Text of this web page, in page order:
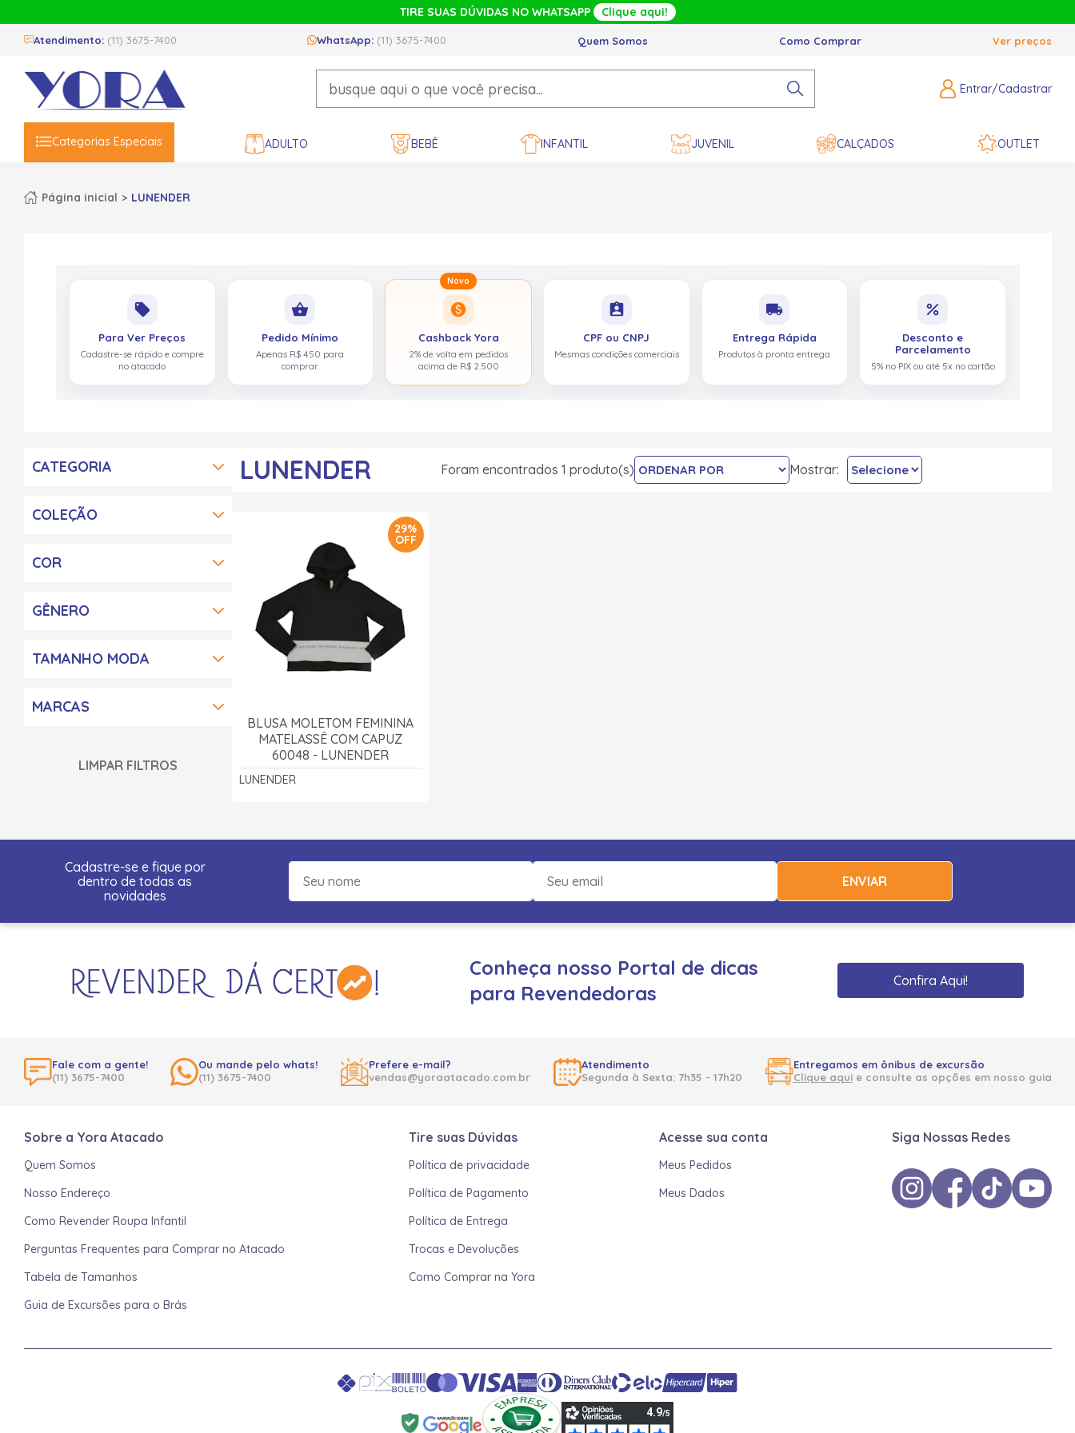
TIRE SUAS DÚVIDAS NO WHATSAPP Clique aqui!
Atendimento: (11) 3675-7400 WhatsApp: (11) 3675-7400 Quem Somos Como Comprar Ver preços
Entrar/Cadastrar
Categorias Especiais ADULTO BEBÊ INFANTIL JUVENIL CALÇADOS OUTLET
Página inicial LUNENDER
local_offer
Para Ver Preços
Cadastre-se rápido e compre
no atacado
shopping_basket
Pedido Mínimo
Apenas R$ 450 para
comprar
Novo
paid
Cashback Yora
2% de volta em pedidos
acima de R$ 2.500
assignment_ind
CPF ou CNPJ
Mesmas condições comerciais
local_shipping
Entrega Rápida
Produtos à pronta entrega
percent
Desconto e
Parcelamento
5% no PIX ou até 5x no cartão
COLEÇÃO
COR
GÊNERO
TAMANHO MODA
CATEGORIA
MARCAS
LIMPAR FILTROS
LUNENDER Foram encontrados 1 produto(s) Mostrar:
29%
OFF
BLUSA MOLETOM FEMININA
MATELASSÊ COM CAPUZ
60048 - LUNENDER
LUNENDER
Cadastre-se e fique por
dentro de todas as
novidades
ENVIAR
Conheça nosso Portal de dicas
para Revendedoras
Confira Aqui!
Fale com a gente!
(11) 3675-7400
Ou mande pelo whats!
(11) 3675-7400
Prefere e-mail?
vendas@yoraatacado.com.br
Atendimento
Segunda à Sexta: 7h35 - 17h20
Entregamos em ônibus de excursão
Clique aquie consulte as opções em nosso guia
Sobre a Yora Atacado
Quem Somos
Nosso Endereço
Como Revender Roupa Infantil
Perguntas Frequentes para Comprar no Atacado
Tabela de Tamanhos
Guia de Excursões para o Brás
Tire suas Dúvidas
Política de privacidade
Política de Pagamento
Política de Entrega
Trocas e Devoluções
Como Comprar na Yora
Acesse sua conta
Meus Pedidos
Meus Dados
Siga Nossas Redes